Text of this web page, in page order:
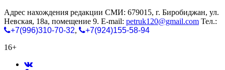
Адрес нахождения редакции СМИ: 679015, г. Биробиджан, ул.
Невская, 18а, помещение 9. E-mail: petruk120@gmail.com Тел.:
+7(996)310-70-32,
+7(924)155-58-94
16+